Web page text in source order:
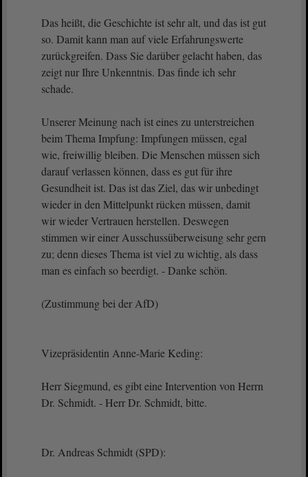
Das heißt, die Geschichte ist sehr alt, und das ist gut
so. Damit kann man auf viele Erfahrungswerte
zurückgreifen. Dass Sie darüber gelacht haben, das
zeigt nur Ihre Unkenntnis. Das finde ich sehr
schade.
Unserer Meinung nach ist eines zu unterstreichen
beim Thema Impfung: Impfungen müssen, egal
wie, freiwillig bleiben. Die Menschen müssen sich
darauf verlassen können, dass es gut für ihre
Gesundheit ist. Das ist das Ziel, das wir unbedingt
wieder in den Mittelpunkt rücken müssen, damit
wir wieder Vertrauen herstellen. Deswegen
stimmen wir einer Ausschussüberweisung sehr gern
zu; denn dieses Thema ist viel zu wichtig, als dass
man es einfach so beerdigt. - Danke schön.
(Zustimmung bei der AfD)
Vizepräsidentin Anne-Marie Keding:
Herr Siegmund, es gibt eine Intervention von Herrn
Dr. Schmidt. - Herr Dr. Schmidt, bitte.
Dr. Andreas Schmidt (SPD):